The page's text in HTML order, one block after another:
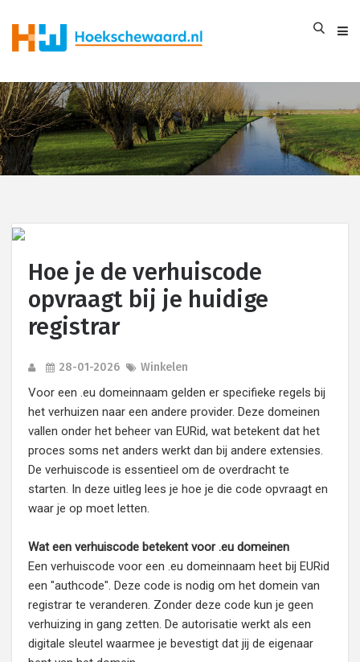
Hoe je de verhuiscode
opvraagt bij je huidige
registrar
28-01-2026 Winkelen
Voor een .eu domeinnaam gelden er specifieke regels bij
het verhuizen naar een andere provider. Deze domeinen
vallen onder het beheer van EURid, wat betekent dat het
proces soms net anders werkt dan bij andere extensies.
De verhuiscode is essentieel om de overdracht te
starten. In deze uitleg lees je hoe je die code opvraagt en
waar je op moet letten.
Wat een verhuiscode betekent voor .eu domeinen
Een verhuiscode voor een .eu domeinnaam heet bij EURid
een "authcode". Deze code is nodig om het domein van
registrar te veranderen. Zonder deze code kun je geen
verhuizing in gang zetten. De autorisatie werkt als een
digitale sleutel waarmee je bevestigt dat jij de eigenaar